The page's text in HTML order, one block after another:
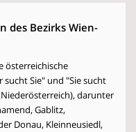
des Bezirks Wien-
österreichische
Sie" und "Sie sucht
darunter
Gablitz,
Donau, Kleinneusiedl,